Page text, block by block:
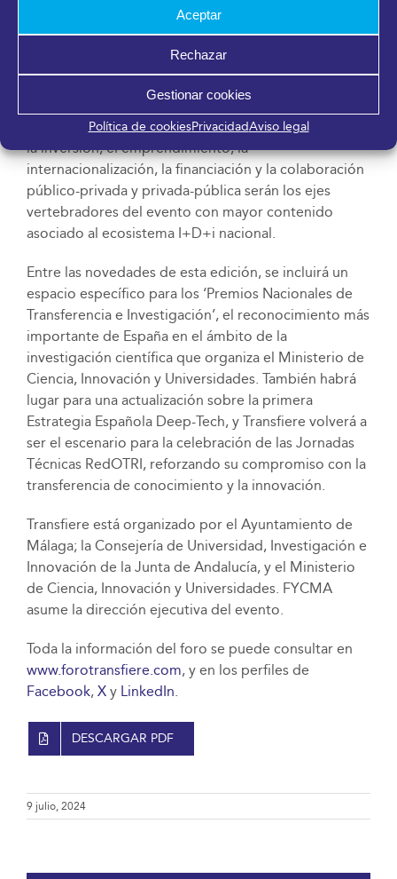
Aceptar
Rechazar
Gestionar cookies
Política de cookiesPrivacidadAviso legal
Contenido y áreas temáticas
El programa de contenidos de Transfiere 2025
áreas de networking y un amplio programa de
paneles temáticos y ponencias. La innovación abierta,
la inversión, el emprendimiento, la
internacionalización, la financiación y la colaboración
público-privada y privada-pública serán los ejes
vertebradores del evento con mayor contenido
asociado al ecosistema I+D+i nacional.
Entre las novedades de esta edición, se incluirá un
espacio específico para los ‘Premios Nacionales de
Transferencia e Investigación’, el reconocimiento más
importante de España en el ámbito de la
investigación científica que organiza el Ministerio de
Ciencia, Innovación y Universidades. También habrá
lugar para una actualización sobre la primera
Estrategia Española Deep-Tech, y Transfiere volverá a
ser el escenario para la celebración de las Jornadas
Técnicas RedOTRI, reforzando su compromiso con la
transferencia de conocimiento y la innovación.
Transfiere está organizado por el Ayuntamiento de
Málaga; la Consejería de Universidad, Investigación e
Innovación de la Junta de Andalucía, y el Ministerio
de Ciencia, Innovación y Universidades. FYCMA
asume la dirección ejecutiva del evento.
Toda la información del foro se puede consultar en
www.forotransfiere.com, y en los perfiles de
Facebook, Xy LinkedIn.
DESCARGAR PDF
9 julio, 2024